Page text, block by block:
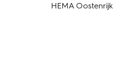
HEMA Oostenrijk